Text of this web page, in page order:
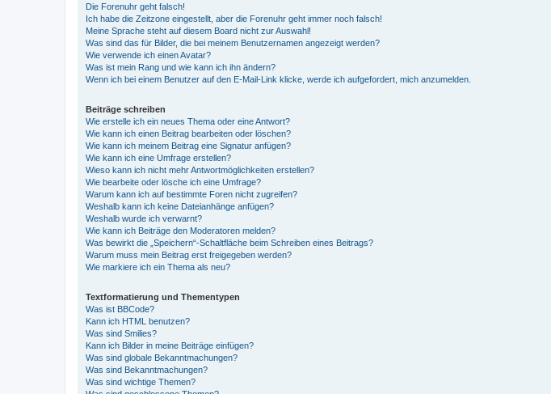
Die Forenuhr geht falsch!
Ich habe die Zeitzone eingestellt, aber die Forenuhr geht immer noch falsch!
Meine Sprache steht auf diesem Board nicht zur Auswahl!
Was sind das für Bilder, die bei meinem Benutzernamen angezeigt werden?
Wie verwende ich einen Avatar?
Was ist mein Rang und wie kann ich ihn ändern?
Wenn ich bei einem Benutzer auf den E-Mail-Link klicke, werde ich aufgefordert, mich anzumelden.
Beiträge schreiben
Wie erstelle ich ein neues Thema oder eine Antwort?
Wie kann ich einen Beitrag bearbeiten oder löschen?
Wie kann ich meinem Beitrag eine Signatur anfügen?
Wie kann ich eine Umfrage erstellen?
Wieso kann ich nicht mehr Antwortmöglichkeiten erstellen?
Wie bearbeite oder lösche ich eine Umfrage?
Warum kann ich auf bestimmte Foren nicht zugreifen?
Weshalb kann ich keine Dateianhänge anfügen?
Weshalb wurde ich verwarnt?
Wie kann ich Beiträge den Moderatoren melden?
Was bewirkt die „Speichern“-Schaltfläche beim Schreiben eines Beitrags?
Warum muss mein Beitrag erst freigegeben werden?
Wie markiere ich ein Thema als neu?
Textformatierung und Thementypen
Was ist BBCode?
Kann ich HTML benutzen?
Was sind Smilies?
Kann ich Bilder in meine Beiträge einfügen?
Was sind globale Bekanntmachungen?
Was sind Bekanntmachungen?
Was sind wichtige Themen?